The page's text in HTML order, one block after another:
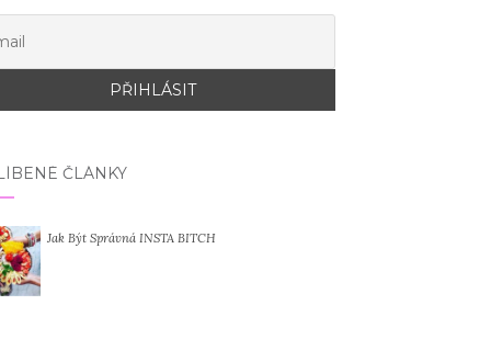
ČLÁNKY
Jak Být Správná INSTA BITCH